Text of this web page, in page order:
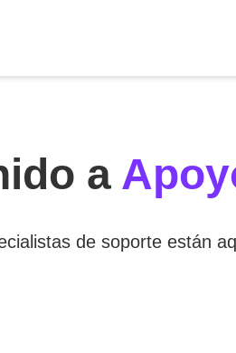
a
de soporte están